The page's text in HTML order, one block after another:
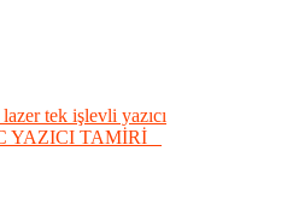
tek işlevli yazıcı